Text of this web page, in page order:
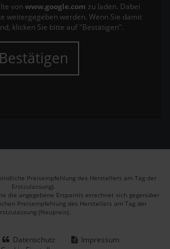
von www.google.com zu laden. Dabei
weitergegeben werden. Wenn Sie damit
klicken Sie bitte auf "Bestätigen".
Bestätigen
Preisempfehlung des Herstellers am Tag der
Erstzulassung).
die angegebene Ersparnis errechnet sich gegenüber
Preisempfehlung des Herstellers am Tag der
(Neupreis).
Datenschutz
Impressum